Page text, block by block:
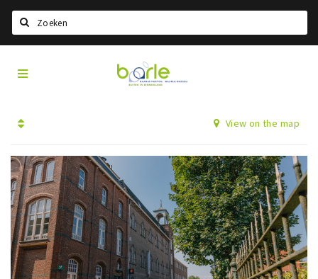
Home
Information
Histoire
Visit Baarle Shop
Bon d'achat Enclave
Événements
Visit
Baarle
View on the map